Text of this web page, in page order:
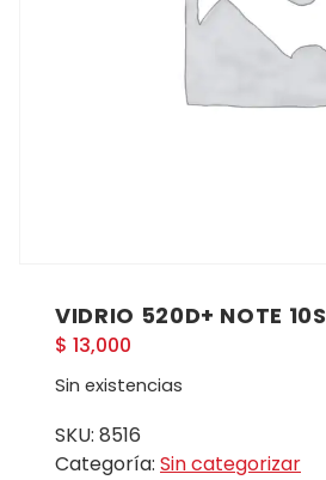
VIDRIO 520D+ NOTE 10S
$ 13,000
Sin existencias
SKU: 8516
Categoría: Sin categorizar